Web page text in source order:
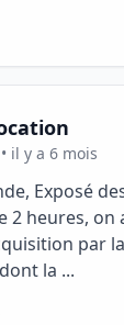
il y a 6 mois
Exposé
2 heures, on
par
la ...